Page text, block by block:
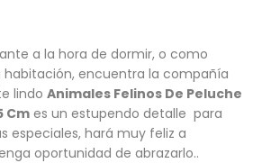
a la hora de dormir, o como
encuentra la compañía
lindo Animales Felinos De Peluche
Cm es un estupendo detalle para
especiales, hará muy feliz a
oportunidad de abrazarlo..